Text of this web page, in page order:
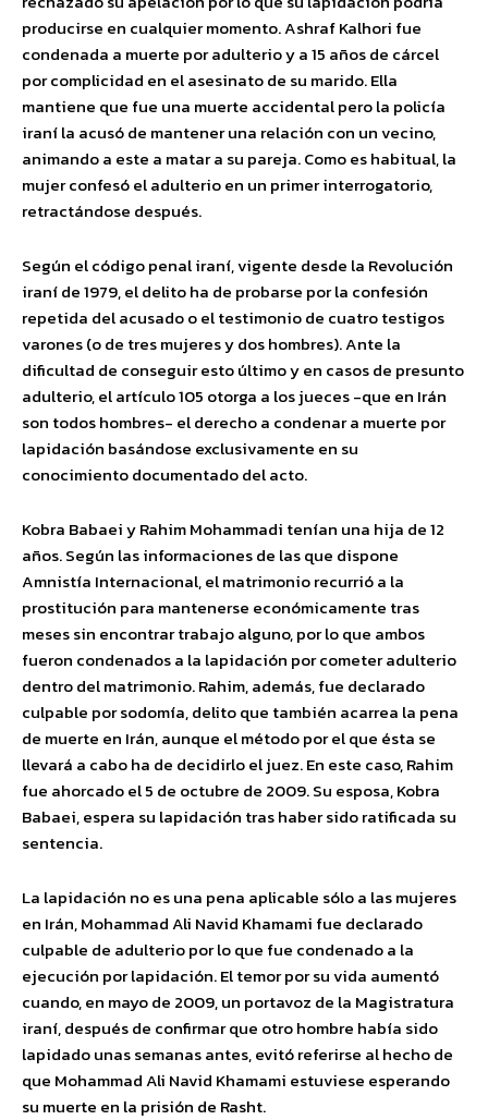
producirse en cualquier momento. Ashraf Kalhori fue
condenada a muerte por adulterio y a 15 años de cárcel
por complicidad en el asesinato de su marido. Ella
mantiene que fue una muerte accidental pero la policía
iraní la acusó de mantener una relación con un vecino,
animando a este a matar a su pareja. Como es habitual, la
mujer confesó el adulterio en un primer interrogatorio,
retractándose después.
Según el código penal iraní, vigente desde la Revolución
iraní de 1979, el delito ha de probarse por la confesión
repetida del acusado o el testimonio de cuatro testigos
varones (o de tres mujeres y dos hombres). Ante la
dificultad de conseguir esto último y en casos de presunto
adulterio, el artículo 105 otorga a los jueces -que en Irán
son todos hombres- el derecho a condenar a muerte por
lapidación basándose exclusivamente en su
conocimiento documentado del acto.
Kobra Babaei y Rahim Mohammadi tenían una hija de 12
años. Según las informaciones de las que dispone
Amnistía Internacional, el matrimonio recurrió a la
prostitución para mantenerse económicamente tras
meses sin encontrar trabajo alguno, por lo que ambos
fueron condenados a la lapidación por cometer adulterio
dentro del matrimonio. Rahim, además, fue declarado
culpable por sodomía, delito que también acarrea la pena
de muerte en Irán, aunque el método por el que ésta se
llevará a cabo ha de decidirlo el juez. En este caso, Rahim
fue ahorcado el 5 de octubre de 2009. Su esposa, Kobra
Babaei, espera su lapidación tras haber sido ratificada su
sentencia.
La lapidación no es una pena aplicable sólo a las mujeres
en Irán, Mohammad Ali Navid Khamami fue declarado
culpable de adulterio por lo que fue condenado a la
ejecución por lapidación. El temor por su vida aumentó
cuando, en mayo de 2009, un portavoz de la Magistratura
iraní, después de confirmar que otro hombre había sido
lapidado unas semanas antes, evitó referirse al hecho de
que Mohammad Ali Navid Khamami estuviese esperando
su muerte en la prisión de Rasht.